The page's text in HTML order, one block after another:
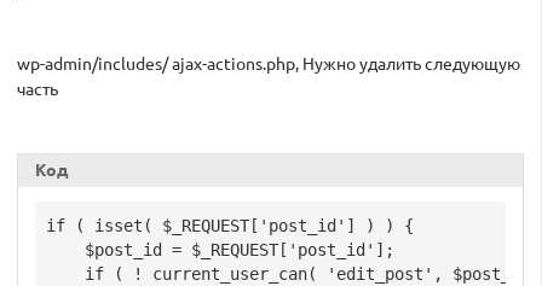
wp-admin/includes/ ajax-actions.php, Нужно удалить следующую
часть
Код
if ( isset( $_REQUEST['post_id'] ) ) {
$post_id = $_REQUEST['post_id'];
if ( ! current_user_can( 'edit_post',